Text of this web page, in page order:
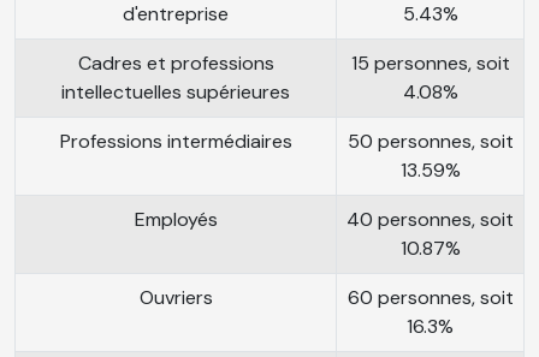
d'entreprise
5.43%
Cadres et professions
intellectuelles supérieures
15 personnes, soit
4.08%
Professions intermédiaires
50 personnes, soit
13.59%
Employés
40 personnes, soit
10.87%
Ouvriers
60 personnes, soit
16.3%